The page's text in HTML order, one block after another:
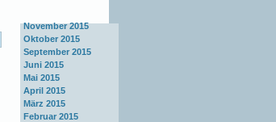
November 2015
Oktober 2015
September 2015
Juni 2015
Mai 2015
April 2015
März 2015
Februar 2015